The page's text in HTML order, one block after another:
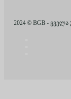
2024 © BGB -